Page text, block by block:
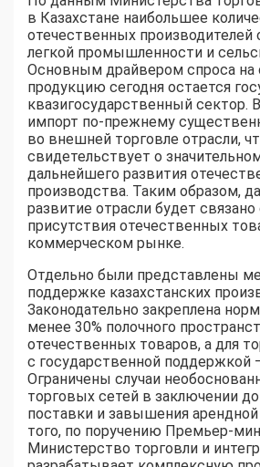
в Казахстане наибольшее
отечественных производителей
легкой промышленности и
Основным драйвером спроса на
продукцию сегодня остается
квазигосударственный сектор.
импорт по-прежнему
во внешней торговле отрасли,
свидетельствует о
дальнейшего развития
производства. Таким образом,
развитие отрасли будет
присутствия отечественных
коммерческом рынке.
Отдельно были представлены
поддержке казахстанских
Законодательно закреплена
менее 30% полочного
отечественных товаров, а для
с государственной поддержкой
Ограничены случаи
торговых сетей в заключении
поставки и завышения
того, по поручению Премьер-
Министерство торговли и